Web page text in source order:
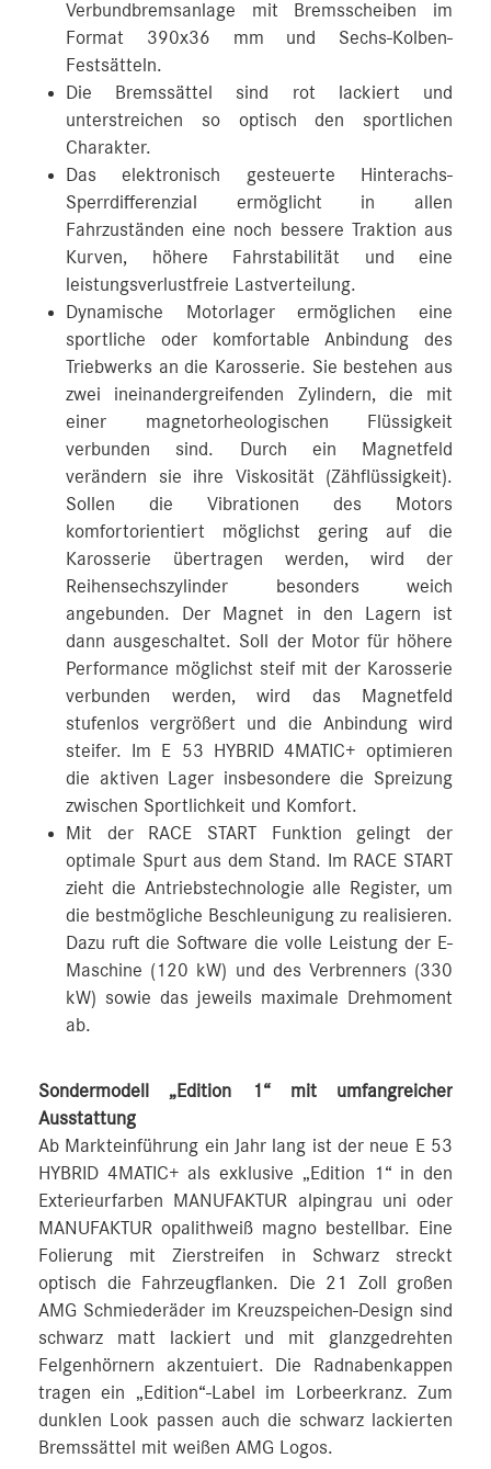
Verbundbremsanlage mit Bremsscheiben im
Format 390x36 mm und Sechs-Kolben-
Festsätteln.
Die Bremssättel sind rot lackiert und
unterstreichen so optisch den sportlichen
Charakter.
Das elektronisch gesteuerte Hinterachs-
Sperrdifferenzial ermöglicht in allen
Fahrzuständen eine noch bessere Traktion aus
Kurven, höhere Fahrstabilität und eine
leistungsverlustfreie Lastverteilung.
Dynamische Motorlager ermöglichen eine
sportliche oder komfortable Anbindung des
Triebwerks an die Karosserie. Sie bestehen aus
zwei ineinandergreifenden Zylindern, die mit
einer magnetorheologischen Flüssigkeit
verbunden sind. Durch ein Magnetfeld
verändern sie ihre Viskosität (Zähflüssigkeit).
Sollen die Vibrationen des Motors
komfortorientiert möglichst gering auf die
Karosserie übertragen werden, wird der
Reihensechszylinder besonders weich
angebunden. Der Magnet in den Lagern ist
dann ausgeschaltet. Soll der Motor für höhere
Performance möglichst steif mit der Karosserie
verbunden werden, wird das Magnetfeld
stufenlos vergrößert und die Anbindung wird
steifer. Im E 53 HYBRID 4MATIC+ optimieren
die aktiven Lager insbesondere die Spreizung
zwischen Sportlichkeit und Komfort.
Mit der RACE START Funktion gelingt der
optimale Spurt aus dem Stand. Im RACE START
zieht die Antriebstechnologie alle Register, um
die bestmögliche Beschleunigung zu realisieren.
Dazu ruft die Software die volle Leistung der E-
Maschine (120 kW) und des Verbrenners (330
kW) sowie das jeweils maximale Drehmoment
ab.
Sondermodell „Edition 1“ mit umfangreicher
Ausstattung
Ab Markteinführung ein Jahr lang ist der neue E 53
HYBRID 4MATIC+ als exklusive „Edition 1“ in den
Exterieurfarben MANUFAKTUR alpingrau uni oder
MANUFAKTUR opalithweiß magno bestellbar. Eine
Folierung mit Zierstreifen in Schwarz streckt
optisch die Fahrzeugflanken. Die 21 Zoll großen
AMG Schmiederäder im Kreuzspeichen-Design sind
schwarz matt lackiert und mit glanzgedrehten
Felgenhörnern akzentuiert. Die Radnabenkappen
tragen ein „Edition“-Label im Lorbeerkranz. Zum
dunklen Look passen auch die schwarz lackierten
Bremssättel mit weißen AMG Logos.